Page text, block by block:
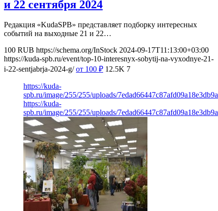
и 22 сентября 2024
Редакция «KudaSPB» представляет подборку интересных
событий на выходные 21 и 22…
100 RUB https://schema.org/InStock 2024-09-17T11:13:00+03:00
https://kuda-spb.ru/event/top-10-interesnyx-sobytij-na-vyxodnye-21-
i-22-sentjabrja-2024-g/ от 100 ₽ 12.5K 7
https://kuda-
spb.ru/image/255/255/uploads/
https://kuda-
spb.ru/image/255/255/uploads/